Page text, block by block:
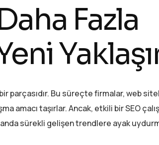
Fazla
parçasıdır. Bu süreçte firmalar, web
amacı taşırlar. Ancak, etkili bir SEO
sürekli gelişen trendlere ayak